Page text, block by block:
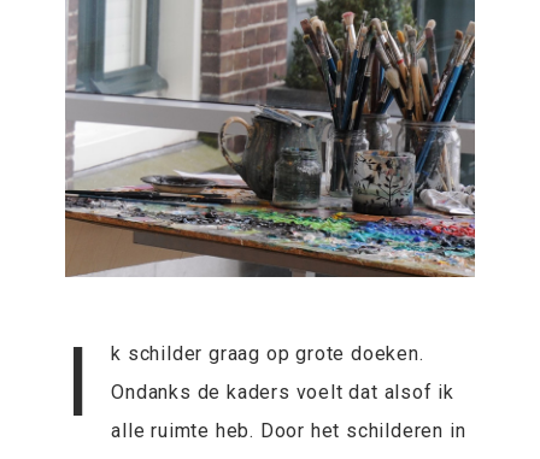
I
k schilder graag op grote doeken.
Ondanks de kaders voelt dat alsof ik
alle ruimte heb. Door het schilderen in